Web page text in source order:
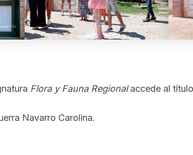
Flora y Fauna Regionalaccede al
Navarro Carolina.